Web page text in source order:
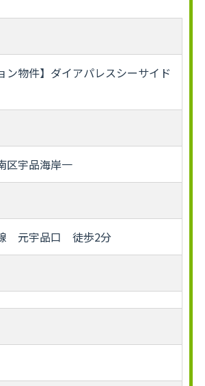
ン物件】ダイアパレスシーサイド
区宇品海岸一
元宇品口 徒歩2分